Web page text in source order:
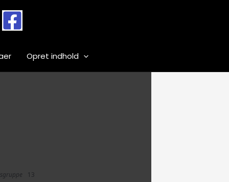
Opret indhold
13